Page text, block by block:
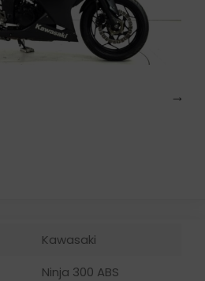
Kawasaki
Ninja 300 ABS